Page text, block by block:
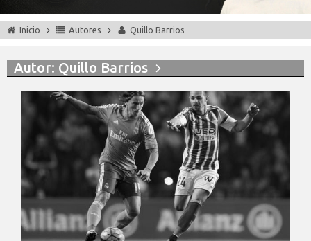
Inicio Autores Quillo Barrios
Autor: Quillo Barrios